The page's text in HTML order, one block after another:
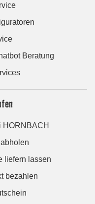
Beratung
HORNBACH
liefern lassen
bezahlen